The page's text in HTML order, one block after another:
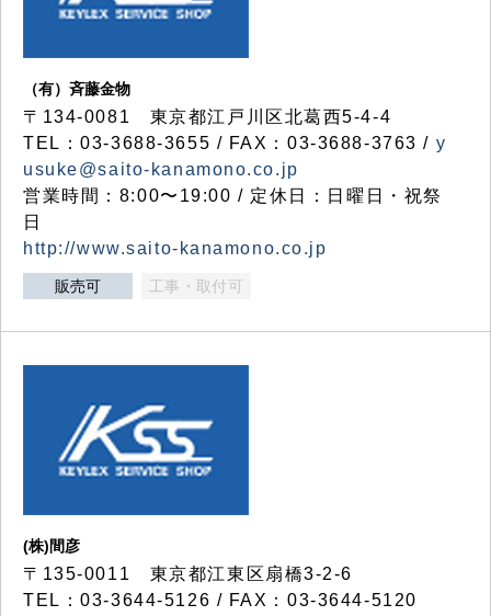
（有）斉藤金物
〒134-0081 東京都江戸川区北葛西5-4-4
TEL：03-3688-3655 / FAX：03-3688-3763 / y
usuke@saito-kanamono.co.jp
営業時間：8:00〜19:00 / 定休日：日曜日・祝祭
日
http://www.saito-kanamono.co.jp
販売可 工事・取付可
(株)間彦
〒135-0011 東京都江東区扇橋3-2-6
TEL：03-3644-5126 / FAX：03-3644-5120